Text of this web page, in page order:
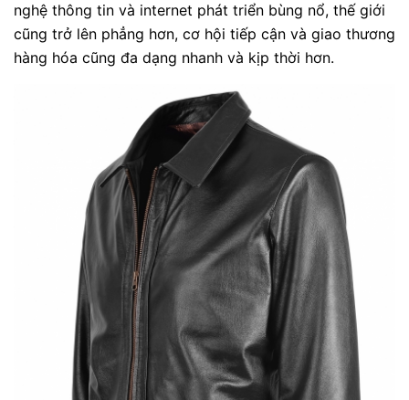
nghệ thông tin và internet phát triển bùng nổ, thế giới
cũng trở lên phẳng hơn, cơ hội tiếp cận và giao thương
hàng hóa cũng đa dạng nhanh và kịp thời hơn.